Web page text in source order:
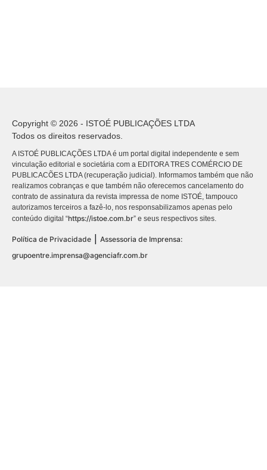
Copyright © 2026 - ISTOÉ PUBLICAÇÕES LTDA
Todos os direitos reservados.
A ISTOÉ PUBLICAÇÕES LTDA é um portal digital independente e sem
vinculação editorial e societária com a EDITORA TRES COMÉRCIO DE
PUBLICACÕES LTDA (recuperação judicial). Informamos também que não
realizamos cobranças e que também não oferecemos cancelamento do
contrato de assinatura da revista impressa de nome ISTOÉ, tampouco
autorizamos terceiros a fazê-lo, nos responsabilizamos apenas pelo
conteúdo digital “https://istoe.com.br” e seus respectivos sites.
Política de Privacidade
Assessoria de Imprensa:
grupoentre.imprensa@agenciafr.com.br